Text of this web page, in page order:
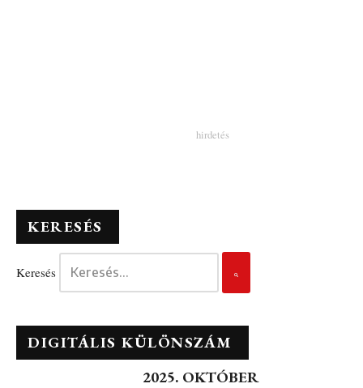
KERESÉS
Keresés
DIGITÁLIS KÜLÖNSZÁM
2025. OKTÓBER